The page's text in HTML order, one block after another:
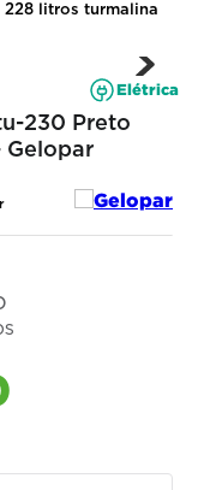
litros turmalina
Elétrica
230 Preto
Gelopar